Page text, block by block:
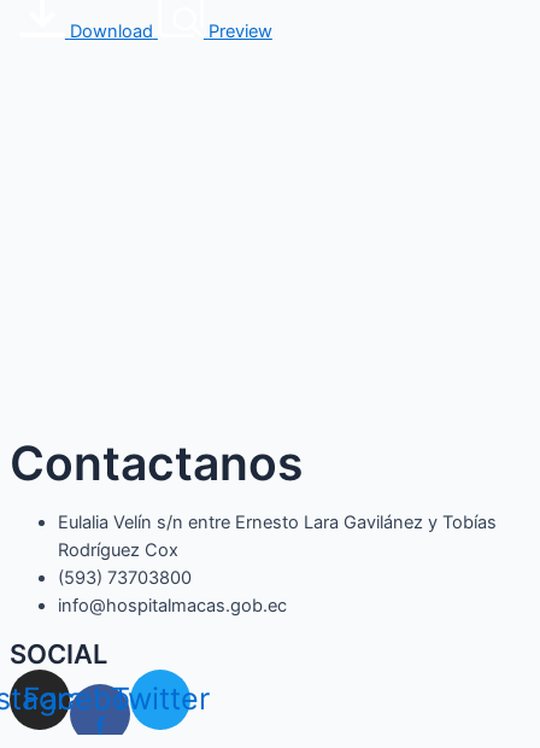
Download Preview
Contactanos
Eulalia Velín s/n entre Ernesto Lara Gavilánez y Tobías
Rodríguez Cox
(593) 73703800​
info@hospitalmacas.gob.ec
SOCIAL
Facebook-
f
Twitter